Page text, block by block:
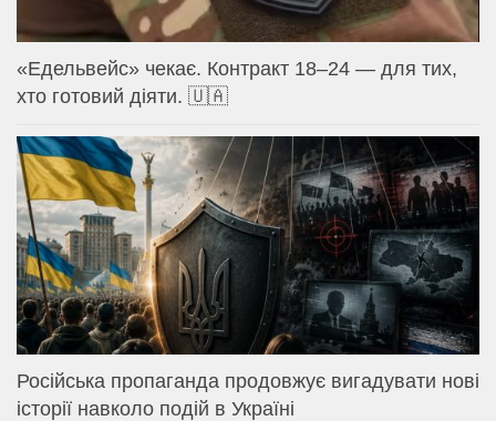
«Едельвейс» чекає. Контракт 18–24 — для тих,
хто готовий діяти. 🇺🇦
Російська пропаганда продовжує вигадувати нові
історії навколо подій в Україні